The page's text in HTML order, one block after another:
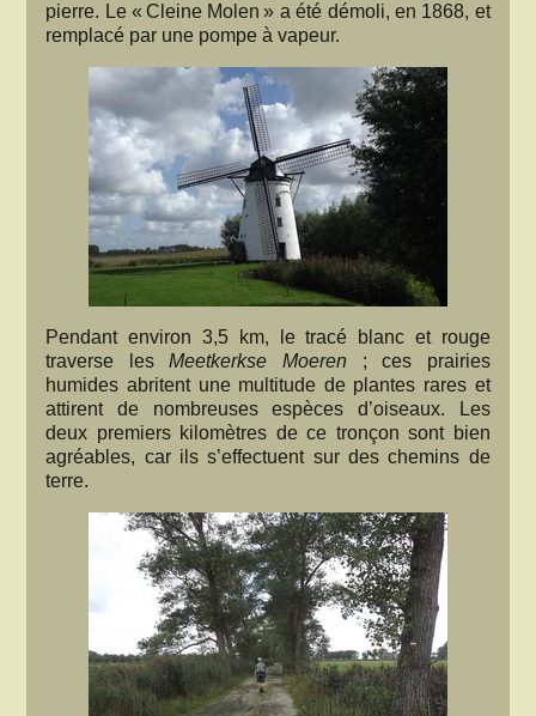
pierre. Le « Cleine Molen » a été démoli, en 1868, et
remplacé par une pompe à vapeur.
Pendant environ 3,5 km, le tracé blanc et rouge
traverse lesMeetkerkse Moeren ; ces prairies
humides abritent une multitude de plantes rares et
attirent de nombreuses espèces d’oiseaux. Les
deux premiers kilomètres de ce tronçon sont bien
agréables, car ils s’effectuent sur des chemins de
terre.